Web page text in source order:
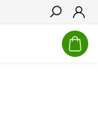
Hledat